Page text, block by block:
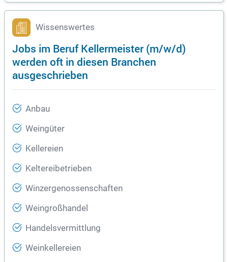
Wissenswertes
Jobs im Beruf Kellermeister (m/w/d)
werden oft in diesen Branchen
ausgeschrieben
Anbau
Weingüter
Kellereien
Keltereibetrieben
Winzergenossenschaften
Weingroßhandel
Handelsvermittlung
Weinkellereien